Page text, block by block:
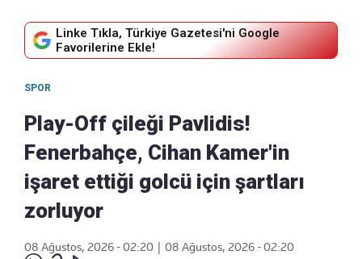
Linke Tıkla, Türkiye Gazetesi'ni Google
Favorilerine Ekle!
SPOR
Play-Off çileği Pavlidis!
Fenerbahçe, Cihan Kamer'in
işaret ettiği golcü için şartları
zorluyor
08 Ağustos, 2026 - 02:20
08 Ağustos, 2026 - 02:20